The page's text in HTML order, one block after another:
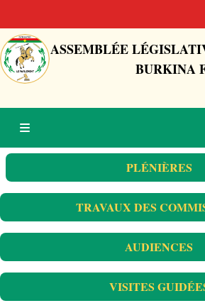
ASSEMBLÉE
BURKINA
PLÉNIÈRES
TRAVAUX DES
AUDIENCES
VISITES